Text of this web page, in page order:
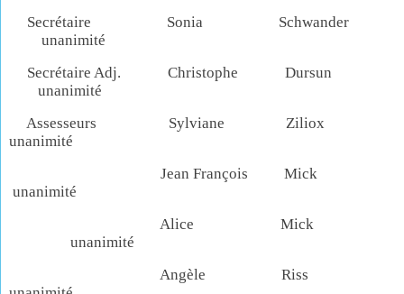
Secrétaire Sonia Schwander
unanimité
Secrétaire Adj. Christophe Dursun
unanimité
Assesseurs Sylviane Ziliox
unanimité
Jean François Mick
unanimité
Alice Mick
unanimité
Angèle Riss